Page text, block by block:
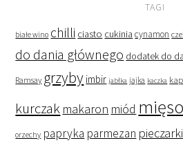
TAGI
białe wino chilli ciasto cukinia cynamon
do dania głównego dodatek do
Ramsay grzyby imbir jabłka jajka kaczka
kurczak makaron miód mięso
orzechy papryka parmezan pieczarki